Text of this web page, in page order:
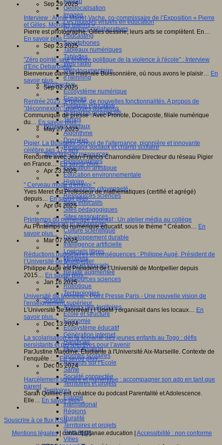
Géolocalisation
Images
Les mondes virtuels en éducation
Pratiques collaboratives
Podcasting
Smartphones
Tableaux numériques
Tablettes
Web radio
Webdocumentaire
eTwinning
Prospective
Ecosystème numérique
Espaces
Politique éducative
Scénarios prospectifs
Temps
Réseaux sociaux
Algorithme
Données
Réseaux sociaux et champ scolaire
Sélection de ressources
Bibliographies
Education artistique
Education environnementale
Histoire
Ressources citoyenneté
Ressources sciences
Sites éducatifs
Sites pédagogiques
Sites ressources
Sciences et techniques
Culture scientifique
Développement durable
Intelligence artificielle
Logiciels libres
Métavers
Outils et logiciels
Réalité augmentée
Ressources sciences
Robotique
Technologies
Société
Acteurs des territoires
Ecole et structure
Economie
Ecosystème éducatif
Génération internet
Handicap
Mondialisation
Normes scolaires
Regards sur l’Ecole
Santé
Société connectée
Territoires et projets
Territoires
Europe
International
Régions
Ruralité
Territoires et projets
Tiers lieux
Villes
Sep 29 2025
Interview : Annie Madet-Vache, co-commissaire de l’Exposition « Pierre
et Gilles, Mondes marins »
Pierre est photographe, Gilles dessine, leurs arts se complètent. En…
En savoir plus...
Sep 23 2025
"Zéro pointé, une histoire politique de la violence à l'école" : Interview
d'Eric Debarbieux
Bienvenue dans la matinale Buissonnière, où nous avons le plaisir… En
savoir plus...
Sep 02 2025
Rentrée 2025 : Pronote, de nouvelles fonctionnalités. A propos de
"déconnexion", quelques questions
Communiqué de presse : Avec Pronote, Docaposte, filiale numérique
du… En savoir plus...
May 27 2025
Pigier, La Business School de l'alternance, pionnière et innovante
célèbre ses 175 ans
Rencontre avec Jean-Francis Charrondière Directeur du réseau Pigier
en France.… En savoir plus...
Apr 23 2025
" Cerveau mode d'emploi "
Yves Meret est Professeur de mathématiques (certifié et agrégé)
depuis… En savoir plus...
Apr 04 2025
Printemps du numérique éducatif : Un atelier média au collège
Au Printemps du numérique éducatif, sous le thème " Création… En
savoir plus...
Mar 07 2025
Réductions budgétaires et conséquences : Philippe Augé, Président de
l’Université de Montpellier
Philippe Augé est Président de l’Université de Montpellier depuis
2015… En savoir plus...
Jan 16 2025
Université de Montréal - Point Presse Paris - Une nouvelle vision de
l'enseignement supérieur.
L’Université de Montréal ( l’UdeM ) organisait dans les locaux… En
savoir plus...
Dec 13 2024
La scolarisation et la scolarité des jeunes enfants au Togo : défis
persistants et perspectives pour l’avenir
ParJustine Mandine, Étudiante à l'Université Aix-Marseille. Contexte de
l’enquête :… En savoir plus...
Dec 05 2024
Harcèlement scolaire et numérique : accompagner son ado en tant que
parent
Sarah Quilliec est créatrice du podcast Parentalité et Adolescence.
Elle… En savoir plus...
Souscrire à ce flux RSS
Mentions légales| contact[@]anae.education | Accessibilité : non conforme